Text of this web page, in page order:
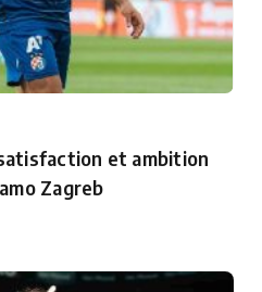
et ambition
Zagreb